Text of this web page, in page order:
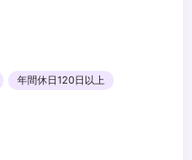
年間休日120日以上